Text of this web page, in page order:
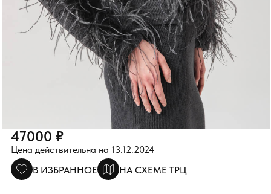
47000 ₽
Цена действительна на 13.12.2024
В ИЗБРАННОЕ НА СХЕМЕ ТРЦ